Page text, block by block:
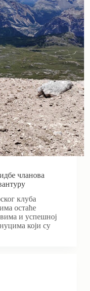
чланова
клуба
остаће
и успешној
који су